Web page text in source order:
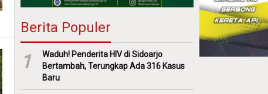
Berita Populer
1
Waduh! Penderita HIV di Sidoarjo
Bertambah, Terungkap Ada 316 Kasus
Baru